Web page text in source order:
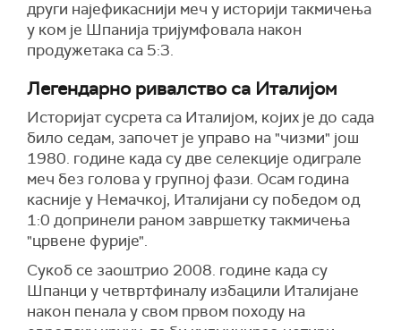
други најефикаснији меч у историји такмичења
у ком је Шпанија тријумфовала након
продужетака са 5:3.
Легендарно ривалство са Италијом
Историјат сусрета са Италијом, којих је до сада
било седам, започет је управо на "чизми" још
1980. године када су две селекције одиграле
меч без голова у групној фази. Осам година
касније у Немачкој, Италијани су победом од
1:0 допринели раном завршетку такмичења
"црвене фурије".
Сукоб се заоштрио 2008. године када су
Шпанци у четвртфиналу избацили Италијане
након пенала у свом првом походу на